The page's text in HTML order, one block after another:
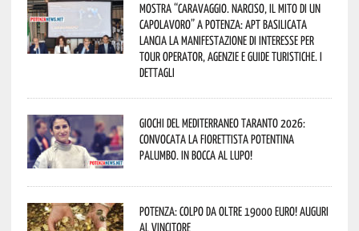
Mostra “Caravaggio. Narciso, il mito di un
capolavoro” a Potenza: APT Basilicata
lancia la manifestazione di interesse per
Tour Operator, Agenzie e Guide Turistiche. I
dettagli
Giochi del Mediterraneo Taranto 2026:
convocata la fiorettista potentina
Palumbo. In bocca al lupo!
Potenza: colpo da oltre 19000 Euro! Auguri
al vincitore